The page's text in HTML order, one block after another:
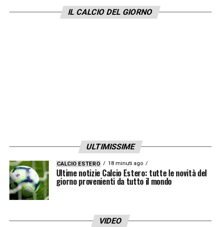
IL CALCIO DEL GIORNO
ULTIMISSIME
CALCIO ESTERO 18 minuti ago
Ultime notizie Calcio Estero: tutte le novità del
giorno provenienti da tutto il mondo
VIDEO